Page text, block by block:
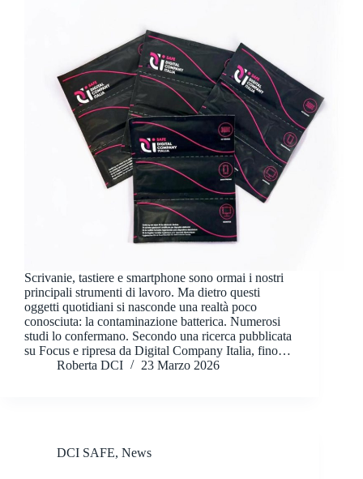
Scrivanie, tastiere e smartphone sono ormai i nostri
principali strumenti di lavoro. Ma dietro questi
oggetti quotidiani si nasconde una realtà poco
conosciuta: la contaminazione batterica. Numerosi
studi lo confermano. Secondo una ricerca pubblicata
su Focus e ripresa da Digital Company Italia, fino…
Roberta DCI
23 Marzo 2026
DCI SAFE, News